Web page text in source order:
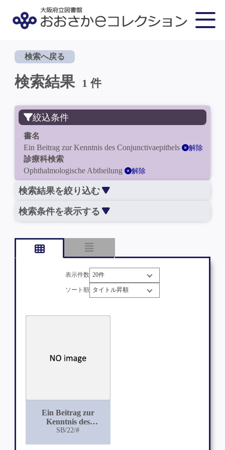
検索へ戻る
検索結果 1 件
絞込条件
書名
Ein Beitrag zur Kenntnis des Conjunctivaepithels
解除
診療科検索
Ophthalmologische Abtheilung
解除
検索結果を絞り込む
検索条件を表示する
表示件数
ソート順
Ein Beitrag zur
Kenntnis des
Conjunctivaepithels
SB/22/#